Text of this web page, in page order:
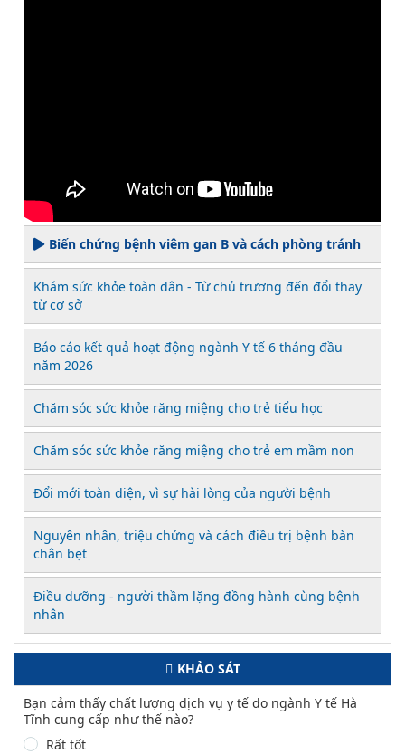
Biến chứng bệnh viêm gan B và cách phòng tránh
Khám sức khỏe toàn dân - Từ chủ trương đến đổi thay
từ cơ sở
Báo cáo kết quả hoạt động ngành Y tế 6 tháng đầu
năm 2026
Chăm sóc sức khỏe răng miệng cho trẻ tiểu học
Chăm sóc sức khỏe răng miệng cho trẻ em mầm non
Đổi mới toàn diện, vì sự hài lòng của người bệnh
Nguyên nhân, triệu chứng và cách điều trị bệnh bàn
chân bẹt
Điều dưỡng - người thầm lặng đồng hành cùng bệnh
nhân
KHẢO SÁT
Bạn cảm thấy chất lượng dịch vụ y tế do ngành Y tế Hà
Tĩnh cung cấp như thế nào?
Rất tốt